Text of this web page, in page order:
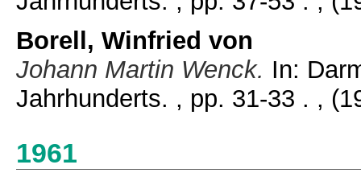
Borell, Winfried von
Johann Martin Wenck. In:
Jahrhunderts. , pp. 31-33 . ,
1961